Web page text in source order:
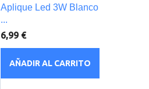
Aplique Led 3W Blanco
...
6,99 €
AÑADIR AL CARRITO